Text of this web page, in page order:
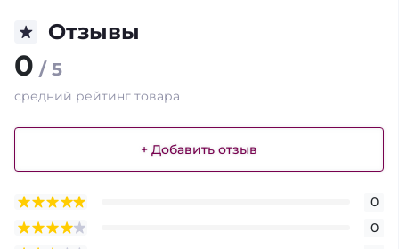
Отзывы
0 / 5
средний рейтинг товара
+ Добавить отзыв
0
0